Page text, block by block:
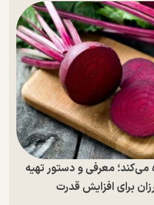
معرفی و دستور تهیه
برای افزایش قدرت